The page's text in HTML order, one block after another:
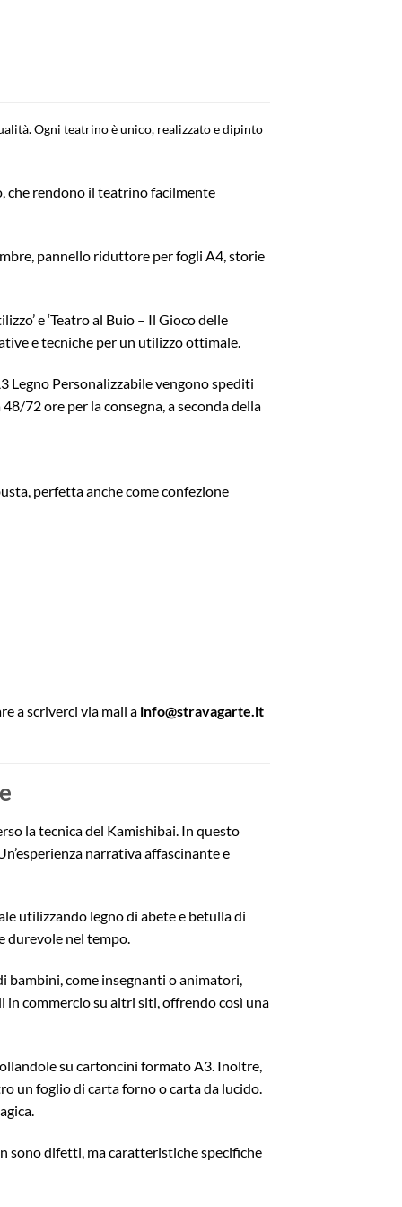
Ogni teatrino è unico, realizzato e dipinto
che rendono il teatrino facilmente
pannello riduttore per fogli A4, storie
e ‘Teatro al Buio – Il Gioco delle
e tecniche per un utilizzo ottimale.
Legno Personalizzabile vengono spediti
72 ore per la consegna, a seconda della
perfetta anche come confezione
a scriverci via mail a info@stravagarte.it
la tecnica del Kamishibai. In questo
narrativa affascinante e
utilizzando legno di abete e betulla di
durevole nel tempo.
bambini, come insegnanti o animatori,
commercio su altri siti, offrendo così una
su cartoncini formato A3. Inoltre,
un foglio di carta forno o carta da lucido.
sono difetti, ma caratteristiche specifiche